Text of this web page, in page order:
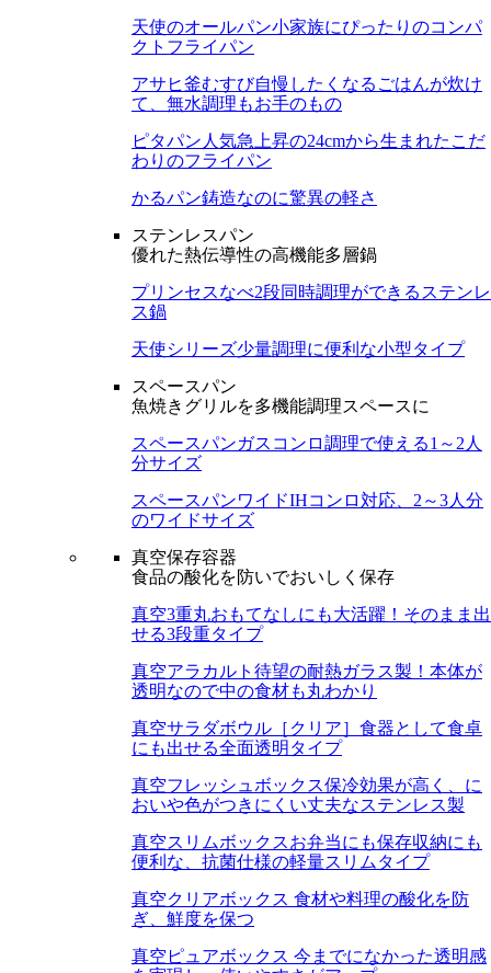
天使のオールパン小家族にぴったりのコンパ
クトフライパン
アサヒ釜むすび自慢したくなるごはんが炊け
て、無水調理もお手のもの
ピタパン 人気急上昇の24cmから生まれたこだ
わりのフライパン
かるパン鋳造なのに驚異の軽さ
ステンレスパン
優れた熱伝導性の高機能多層鍋
プリンセスなべ2段同時調理ができるステンレ
ス鍋
天使シリーズ少量調理に便利な小型タイプ
スペースパン
魚焼きグリルを多機能調理スペースに
スペースパンガスコンロ調理で使える1～2人
分サイズ
スペースパンワイドIHコンロ対応、2～3人分
のワイドサイズ
真空保存容器
食品の酸化を防いでおいしく保存
真空3重丸おもてなしにも大活躍！そのまま出
せる3段重タイプ
真空アラカルト 待望の耐熱ガラス製！本体が
透明なので中の食材も丸わかり
真空サラダボウル［クリア］ 食器として食卓
にも出せる全面透明タイプ
真空フレッシュボックス保冷効果が高く、に
おいや色がつきにくい丈夫なステンレス製
真空スリムボックスお弁当にも保存収納にも
便利な、抗菌仕様の軽量スリムタイプ
真空クリアボックス 食材や料理の酸化を防
ぎ、鮮度を保つ
真空ピュアボックス 今までになかった透明感